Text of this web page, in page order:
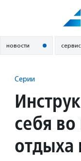
новости
Серии
себя
отдыха